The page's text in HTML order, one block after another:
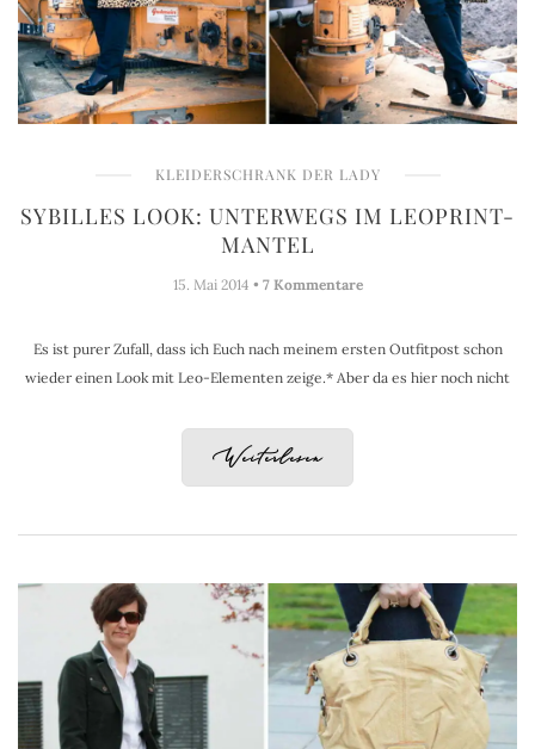
KLEIDERSCHRANK DER LADY
SYBILLES LOOK: UNTERWEGS IM LEOPRINT-
MANTEL
15. Mai 2014 • 7 Kommentare
Es ist purer Zufall, dass ich Euch nach meinem ersten Outfitpost schon
wieder einen Look mit Leo-Elementen zeige.* Aber da es hier noch nicht
Weiterlesen